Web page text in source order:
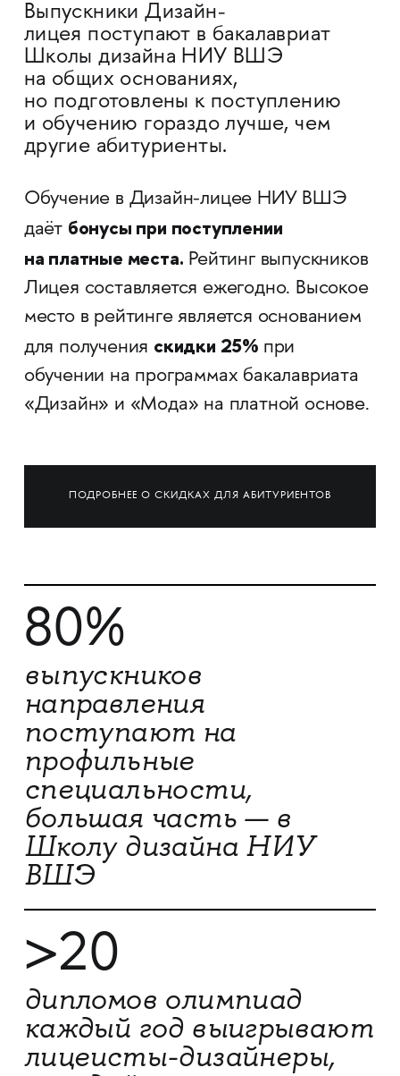
Выпускники Дизайн-
лицея поступают в бакалавриат
Школы дизайна НИУ ВШЭ
на общих основаниях,
но подготовлены к поступлению
и обучению гораздо лучше, чем
другие абитуриенты.
Обучение в Дизайн-лицее НИУ ВШЭ
даёт бонусы при поступлении
на платные места. Рейтинг выпускников
Лицея составляется ежегодно. Высокое
место в рейтинге является основанием
для получения скидки 25% при
обучении на программах бакалавриата
«Дизайн» и «Мода» на платной основе.
ПОДРОБНЕЕ О СКИДКАХ ДЛЯ АБИТУРИЕНТОВ
80%
выпускников
направления
поступают на
профильные
специальности,
большая часть — в
Школу дизайна НИУ
ВШЭ
>20
дипломов олимпиад
каждый год выигрывают
лицеисты-дизайнеры,